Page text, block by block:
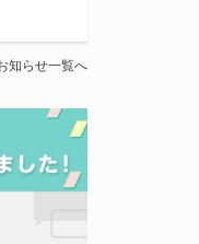
知らせ一覧へ